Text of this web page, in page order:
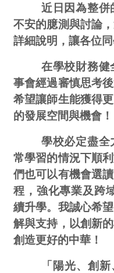
近日因為整併
不安的臆測與討論
詳細說明，讓各位同
在學校財務健
事會經過審慎思考
希望讓師生能獲得
的發展空間與機會！
學校必定盡全
常學習的情況下順
們也可以有機會選
程，強化專業及跨
續升學。我誠心希
解與支持，以創新
創造更好的中華！
「陽光、創